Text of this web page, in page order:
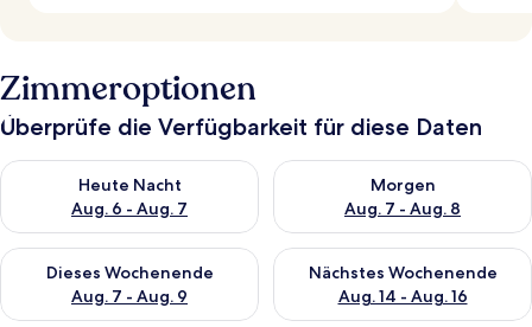
Zimmeroptionen
Überprüfe die Verfügbarkeit für diese Daten
Heute Nacht
Aug. 6 - Aug. 7
Überprüfe die Verfügbarkeit für heute Nacht, Aug. 6 - Aug. 7.
Morgen
Aug. 7 - Aug. 8
Überprüfe die Verfügbarkeit
Dieses Wochenende
Aug. 7 - Aug. 9
Überprüfe die Verfügbarkeit für dieses Wochenende, Aug. 7
Nächstes Wochenende
Aug. 14 - Aug. 16
Überprüfe die Verfügbarkeit